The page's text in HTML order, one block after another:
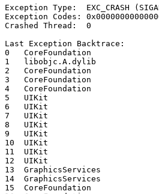
Exception Type:  EXC_CRASH
Exception Codes:
Crashed Thread:  0
Last Exception Backtrace:
0   CoreFoundation                	0x36bff29e __exceptionPreprocess +
1   libobjc.A.dylib               	0x34f0f97a objc_exception_throw +
2   CoreFoundation                	0x36c02e02 -[NSObject(NSObject) doesNotRecognizeSelector:] +
3   CoreFoundation                	0x36c0152c ___forwarding___ +
4   CoreFoundation                	0x36b58f64 _CF_forwarding_prep_0 +
5   UIKit                         	0x37fbb0a8 -[UIApplication sendAction:to:from:forEvent:]
6   UIKit                         	0x37fbb05a -[UIApplication sendAction:toTarget:fromSender:forEvent:]
7   UIKit                         	0x37fbb038 -[UIControl sendAction:to:forEvent:] +
8   UIKit                         	0x37fba8ee -[UIControl(Internal) _sendActionsForEvents:withEvent:] +
9   UIKit                         	0x37fbade4 -[UIControl touchesEnded:withEvent:] +
10  UIKit                         	0x37ee35f4 -[UIWindow _sendTouchesForEvent:] +
11  UIKit                         	0x37ed0804 -[UIApplication sendEvent:] +
12  UIKit                         	0x37ed011e _UIApplicationHandleEvent +
13  GraphicsServices              	0x3708359e _PurpleEventCallback +
14  GraphicsServices              	0x370831ce PurpleEventCallback +
15  CoreFoundation                	0x36bd416e __CFRUNLOOP_IS_CALLING_OUT_TO_A_SOURCE1_PERFORM_FUNCTION__